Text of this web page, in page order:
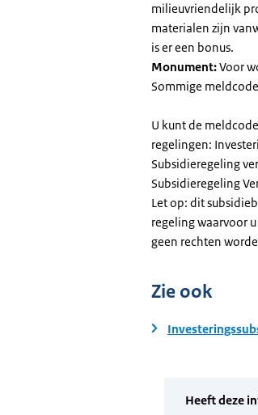
milieuvriendelijk
materialen zijn
is er een bonus.
Monument:Voor
Sommige
U kunt de
regelingen:
Subsidieregeling
Subsidieregeling
Let op: dit
regeling waarvoor
geen rechten
Zie ook